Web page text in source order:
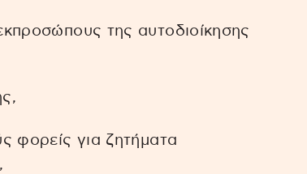
της αυτοδιοίκησης
φορείς για ζητήματα